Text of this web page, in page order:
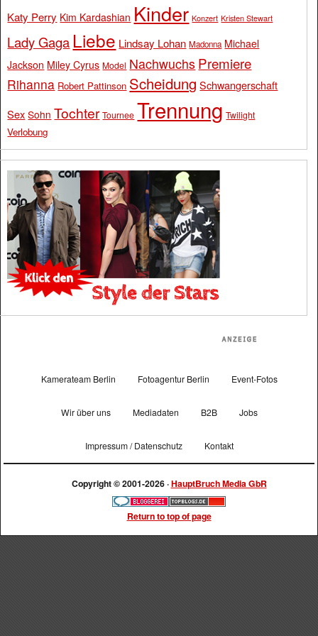
Katy Perry Kim Kardashian Kinder Konzert Kristen Stewart
Lady Gaga Liebe Lindsay Lohan Madonna Michael
Jackson Miley Cyrus Model Nachwuchs Premiere
Rihanna Robert Pattinson Scheidung Schwangerschaft
Sex Sohn Tochter Tournee Trennung Twilight
Verlobung
Kamerateam Berlin Fotoagentur Berlin Event-Fotos
Wir über uns Mediadaten B2B Jobs
Impressum / Datenschutz Kontakt
Copyright © 2001-2026 ·HauptBruch Media GbR
Return to top of page